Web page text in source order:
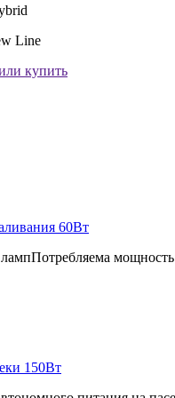
Line
купить
60Вт
150Вт